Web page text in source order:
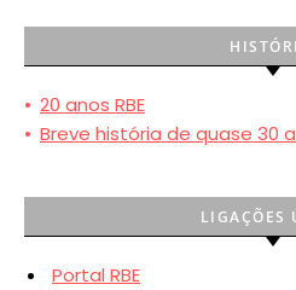
• 20 anos RBE
• Breve história de quase 30
LIGAÇÕES
Portal RBE